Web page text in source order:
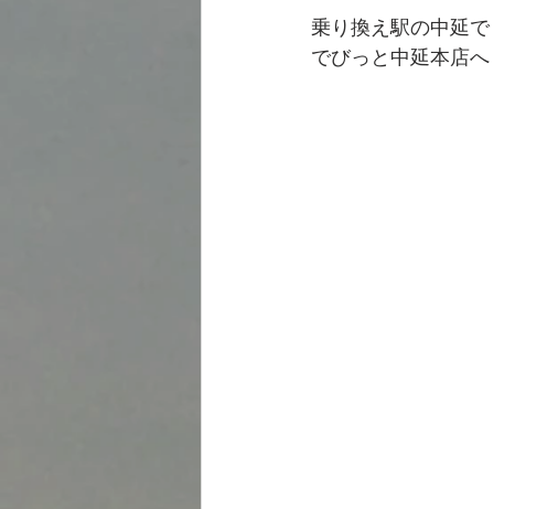
乗り換え駅の中延で
でびっと中延本店へ